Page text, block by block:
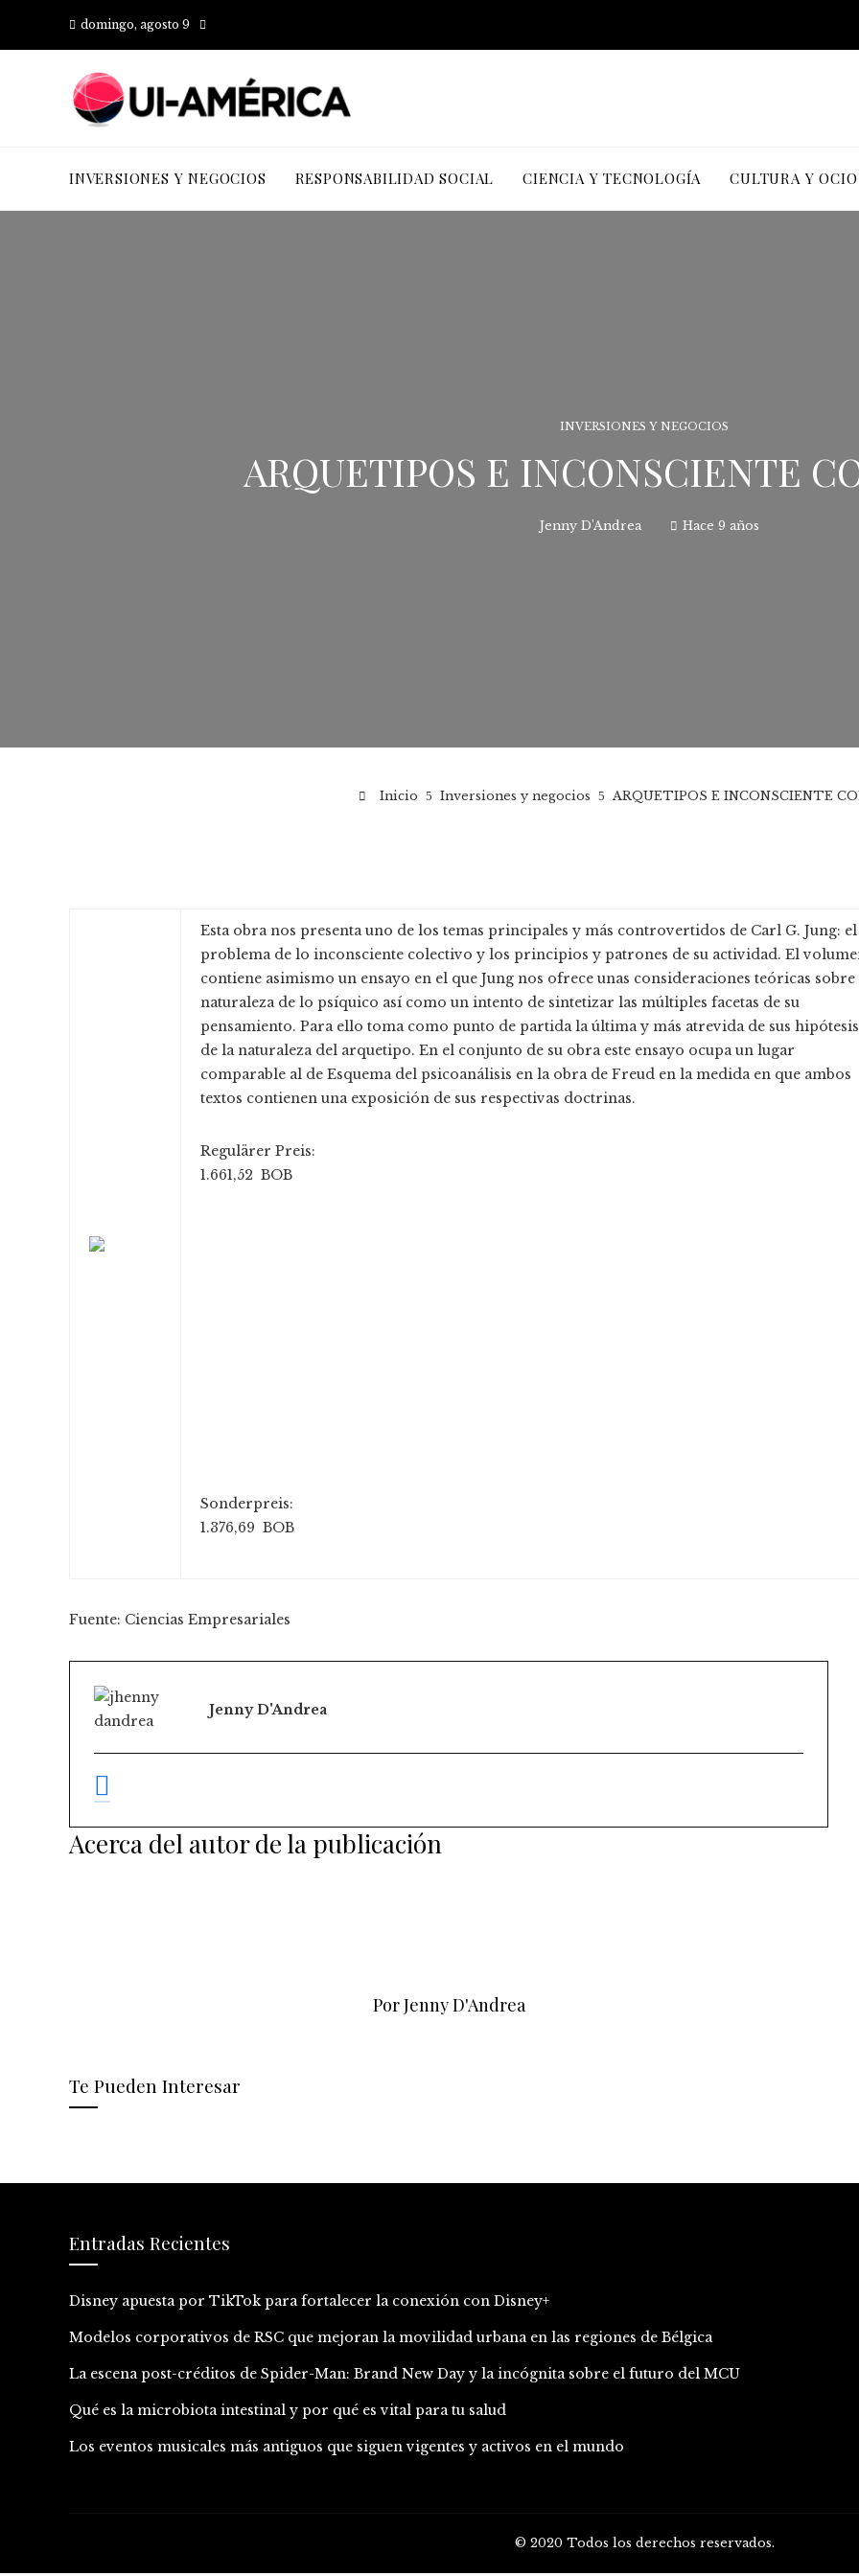
domingo, agosto 9
INVERSIONES Y NEGOCIOS RESPONSABILIDAD SOCIAL CIENCIA Y TECNOLOGÍA CULTURA Y OCIO
INVERSIONES Y NEGOCIOS
ARQUETIPOS E INCONSCIENTE
Jenny D'Andrea Hace 9 años
Inicio Inversiones y negocios ARQUETIPOS E INCONSCIENTE
Esta obra nos presenta uno de los temas principales y más controvertidos de Carl G. Jung: el
problema de lo inconsciente colectivo y los principios y patrones de su actividad. El
contiene asimismo un ensayo en el que Jung nos ofrece unas consideraciones teóricas sobre
naturaleza de lo psíquico así como un intento de sintetizar las múltiples facetas de su
pensamiento. Para ello toma como punto de partida la última y más atrevida de sus
de la naturaleza del arquetipo. En el conjunto de su obra este ensayo ocupa un lugar
comparable al de Esquema del psicoanálisis en la obra de Freud en la medida en que ambos
textos contienen una exposición de sus respectivas doctrinas.
Regulärer Preis:
1.661,52 BOB
Sonderpreis:
1.376,69 BOB
Fuente: Ciencias Empresariales
Jenny D'Andrea
Acerca del autor de la publicación
Por Jenny D'Andrea
Te Pueden Interesar
Entradas Recientes
Disney apuesta por TikTok para fortalecer la conexión con Disney+
Modelos corporativos de RSC que mejoran la movilidad urbana en las regiones de Bélgica
La escena post-créditos de Spider-Man: Brand New Day y la incógnita sobre el futuro del MCU
Qué es la microbiota intestinal y por qué es vital para tu salud
Los eventos musicales más antiguos que siguen vigentes y activos en el mundo
© 2020 Todos los derechos reservados.